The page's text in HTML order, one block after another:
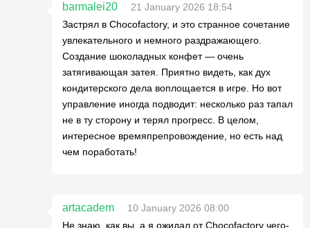
barmalei20
21 January 2026 18:54
Застрял в Chocofactory, и это странное сочетание
увлекательного и немного раздражающего.
Создание шоколадных конфет — очень
затягивающая затея. Приятно видеть, как дух
кондитерского дела воплощается в игре. Но вот
управление иногда подводит: несколько раз тапал
не в ту сторону и терял прогресс. В целом,
интересное времяпрепровождение, но есть над
чем поработать!
artacadem
10 January 2026 08:00
Не знаю, как вы, а я ожидал от Chocofactory чего-